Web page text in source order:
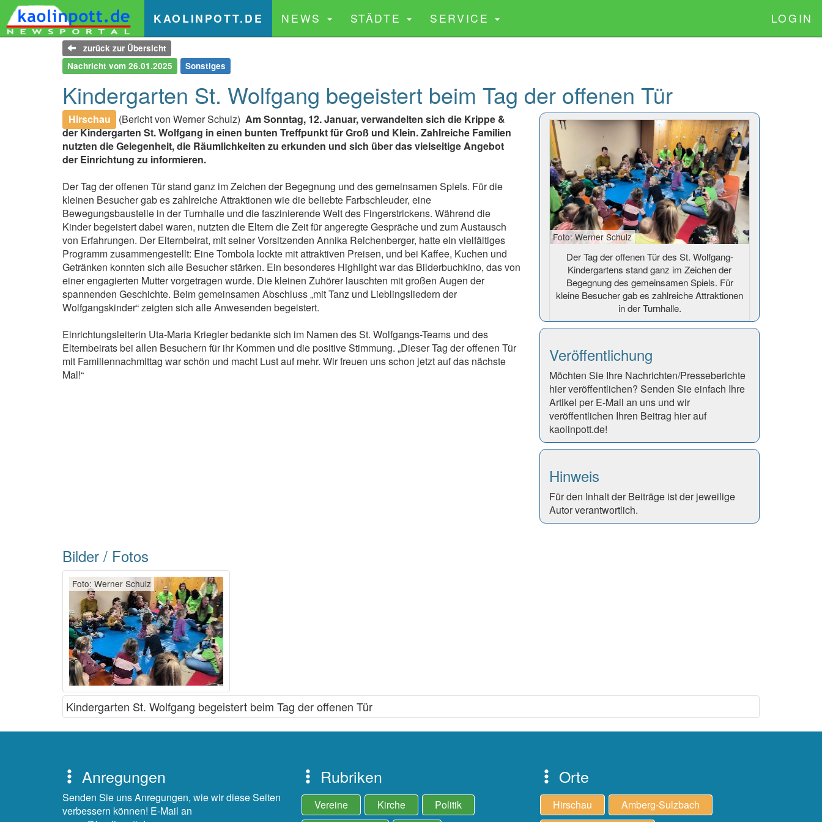
KAOLINPOTT.DE (CURRENT)
NEWS STÄDTE SERVICE LOGIN
zurück zur Übersicht
Nachricht vom 26.01.2025
Sonstiges
Kindergarten St. Wolfgang begeistert beim Tag der offenen Tür
Hirschau (Bericht von Werner Schulz)Am Sonntag, 12. Januar, verwandelten sich die Krippe &
der Kindergarten St. Wolfgang in einen bunten Treffpunkt für Groß und Klein. Zahlreiche Familien
nutzten die Gelegenheit, die Räumlichkeiten zu erkunden und sich über das vielseitige Angebot
der Einrichtung zu informieren.
Der Tag der offenen Tür stand ganz im Zeichen der Begegnung und des gemeinsamen Spiels. Für die
kleinen Besucher gab es zahlreiche Attraktionen wie die beliebte Farbschleuder, eine
Bewegungsbaustelle in der Turnhalle und die faszinierende Welt des Fingerstrickens. Während die
Kinder begeistert dabei waren, nutzten die Eltern die Zeit für angeregte Gespräche und zum Austausch
von Erfahrungen. Der Elternbeirat, mit seiner Vorsitzenden Annika Reichenberger, hatte ein vielfältiges
Programm zusammengestellt: Eine Tombola lockte mit attraktiven Preisen, und bei Kaffee, Kuchen und
Getränken konnten sich alle Besucher stärken. Ein besonderes Highlight war das Bilderbuchkino, das von
einer engagierten Mutter vorgetragen wurde. Die kleinen Zuhörer lauschten mit großen Augen der
spannenden Geschichte. Beim gemeinsamen Abschluss „mit Tanz und Lieblingsliedern der
Wolfgangskinder“ zeigten sich alle Anwesenden begeistert.
Einrichtungsleiterin Uta-Maria Kriegler bedankte sich im Namen des St. Wolfgangs-Teams und des
Elternbeirats bei allen Besuchern für ihr Kommen und die positive Stimmung. „Dieser Tag der offenen Tür
mit Familiennachmittag war schön und macht Lust auf mehr. Wir freuen uns schon jetzt auf das nächste
Mal!“
Foto: Werner Schulz
Der Tag der offenen Tür des St. Wolfgang-
Kindergartens stand ganz im Zeichen der
Begegnung des gemeinsamen Spiels. Für
kleine Besucher gab es zahlreiche Attraktionen
in der Turnhalle.
Veröffentlichung
Möchten Sie Ihre Nachrichten/Presseberichte
hier veröffentlichen? Senden Sie einfach Ihre
Artikel per E-Mail an uns und wir
veröffentlichen Ihren Beitrag hier auf
kaolinpott.de!
Hinweis
Für den Inhalt der Beiträge ist der jeweilige
Autor verantwortlich.
Bilder / Fotos
Foto: Werner Schulz
Kindergarten St. Wolfgang begeistert beim Tag der offenen Tür
Anregungen
Senden Sie uns Anregungen, wie wir diese Seiten
verbessern können! E-Mail an
Rubriken
Vereine Kirche Politik
Orte
Hirschau Amberg-Sulzbach